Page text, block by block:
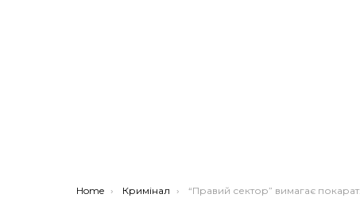
You are here:
Home Кримінал “Правий сектор” вимагає покарати замовників вбивства громадського активіста